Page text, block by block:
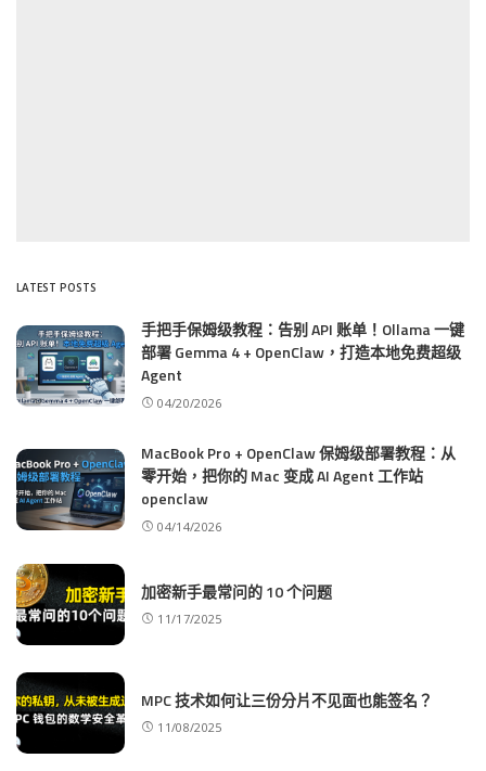
LATEST POSTS
手把手保姆级教程：告别 API 账单！Ollama 一键
部署 Gemma 4 + OpenClaw，打造本地免费超级
Agent
04/20/2026
MacBook Pro + OpenClaw 保姆级部署教程：从
零开始，把你的 Mac 变成 AI Agent 工作站
openclaw
04/14/2026
加密新手最常问的 10 个问题
11/17/2025
MPC 技术如何让三份分片不见面也能签名？
11/08/2025